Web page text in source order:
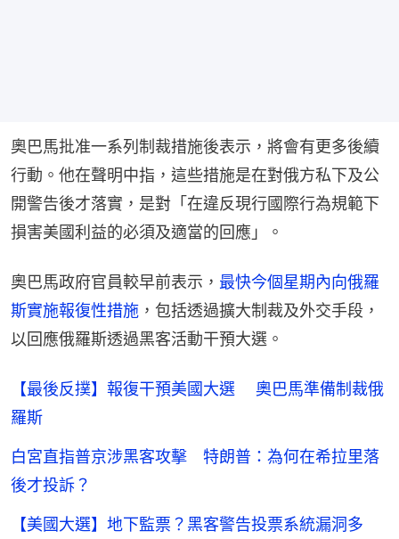
奧巴馬批准一系列制裁措施後表示，將會有更多後續
行動。他在聲明中指，這些措施是在對俄方私下及公
開警告後才落實，是對「在違反現行國際行為規範下
損害美國利益的必須及適當的回應」。
奧巴馬政府官員較早前表示， 最快今個星期內向俄羅
斯實施報復性措施 ，包括透過擴大制裁及外交手段，
以回應俄羅斯透過黑客活動干預大選。
【最後反撲】報復干預美國大選 奧巴馬準備制裁俄
羅斯
白宮直指普京涉黑客攻擊 特朗普：為何在希拉里落
後才投訴？
【美國大選】地下監票？黑客警告投票系統漏洞多